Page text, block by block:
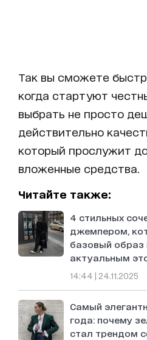
Так вы сможете
когда стартуют
выбрать не просто
действительно
который прослужит
вложенные средства.
Читайте также:
4 стильных
джемпером,
базовый
актуальным
14:44 | 24.11.2025
Самый
года: почему
стал трендом